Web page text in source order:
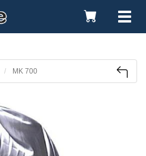
Toggle
Cart
MK 700